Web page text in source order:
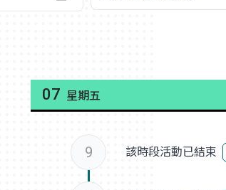
07 星期五
9 該時段活動已結束